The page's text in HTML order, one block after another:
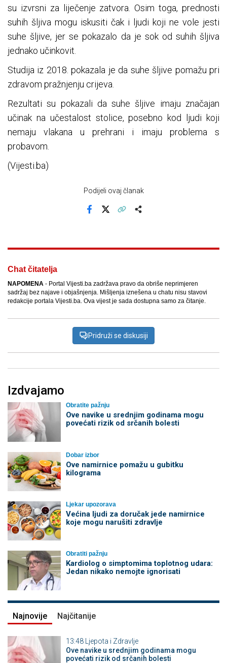
su izvrsni za liječenje zatvora. Osim toga, prednosti
suhih šljiva mogu iskusiti čak i ljudi koji ne vole jesti
suhe šljive, jer se pokazalo da je sok od suhih šljiva
jednako učinkovit.
Studija iz 2018. pokazala je da suhe šljive pomažu pri
zdravom pražnjenju crijeva.
Rezultati su pokazali da suhe šljive imaju značajan
učinak na učestalost stolice, posebno kod ljudi koji
nemaju vlakana u prehrani i imaju problema s
probavom.
(Vijesti.ba)
Podijeli ovaj članak
Chat čitatelja
NAPOMENA - Portal Vijesti.ba zadržava pravo da obriše neprimjeren
sadržaj bez najave i objašnjenja. Mišljenja iznešena u chatu nisu stavovi
redakcije portala Vijesti.ba. Ova vijest je sada dostupna samo za čitanje.
Pridruži se diskusiji
Izdvajamo
Obratite pažnju
Ove navike u srednjim godinama mogu
povećati rizik od srčanih bolesti
Dobar izbor
Ove namirnice pomažu u gubitku
kilograma
Ljekar upozorava
Većina ljudi za doručak jede namirnice
koje mogu narušiti zdravlje
Obratiti pažnju
Kardiolog o simptomima toplotnog udara:
Jedan nikako nemojte ignorisati
Najnovije Najčitanije
13:48 Ljepota i Zdravlje
Ove navike u srednjim godinama mogu
povećati rizik od srčanih bolesti